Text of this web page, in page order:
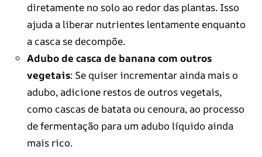
diretamente no solo ao redor das plantas. Isso
ajuda a liberar nutrientes lentamente enquanto
a casca se decompõe.
Adubo de casca de banana com outros
vegetais: Se quiser incrementar ainda mais o
adubo, adicione restos de outros vegetais,
como cascas de batata ou cenoura, ao processo
de fermentação para um adubo líquido ainda
mais rico.